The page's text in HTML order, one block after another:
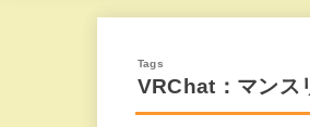
VRChat：マンス